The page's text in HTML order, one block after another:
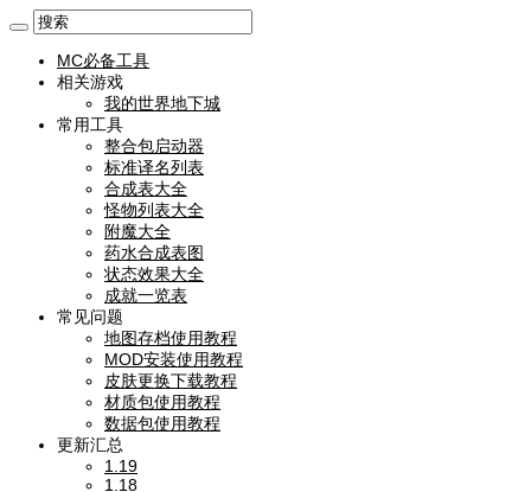
MC必备工具
相关游戏
我的世界地下城
常用工具
整合包启动器
标准译名列表
合成表大全
怪物列表大全
附魔大全
药水合成表图
状态效果大全
成就一览表
常见问题
地图存档使用教程
MOD安装使用教程
皮肤更换下载教程
材质包使用教程
数据包使用教程
更新汇总
1.19
1.18